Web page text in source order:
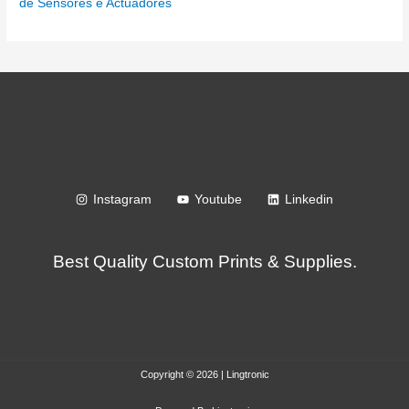
de Sensores e Actuadores
Instagram Youtube Linkedin
Best Quality Custom Prints & Supplies.
Copyright © 2026 | Lingtronic